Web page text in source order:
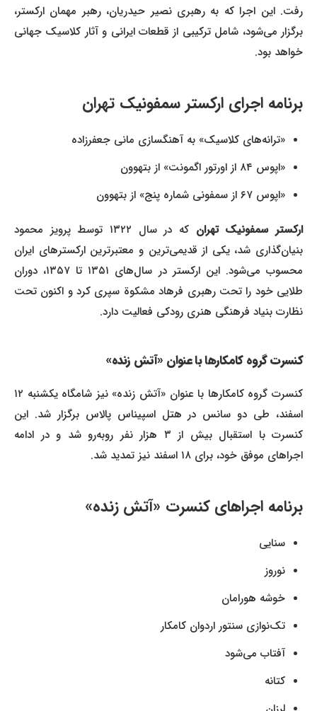
رفت. این اجرا که به رهبری نصیر حیدریان، رهبر مهمان ارکستر،
برگزار می‌شود، شامل ترکیبی از قطعات ایرانی و آثار کلاسیک جهانی
خواهد بود.
برنامه اجرای ارکستر سمفونیک تهران
«ترانه‌های کلاسیک» به آهنگسازی مانی جعفرزاده
«اپوس ۸۴ از اورتور اگمونت» از بتهوون
«اپوس ۶۷ از سمفونی شماره پنج» از بتهوون
ارکستر سمفونیک تهران
که در سال ۱۳۲۲ توسط پرویز محمود
بنیان‌گذاری شد، یکی از قدیمی‌ترین و معتبرترین ارکسترهای ایران
محسوب می‌شود. این ارکستر در سال‌های ۱۳۵۱ تا ۱۳۵۷، دوران
طلایی خود را تحت رهبری فرهاد مشکوة سپری کرد و اکنون تحت
نظارت بنیاد فرهنگی هنری رودکی فعالیت دارد.
کنسرت گروه کامکارها با عنوان «آتش زنده»
کنسرت گروه کامکارها با عنوان «آتش زنده» نیز شامگاه یکشنبه ۱۲
اسفند، طی دو سانس در هتل اسپیناس پالاس برگزار شد. این
کنسرت با استقبال بیش از ۳ هزار نفر روبه‌رو شد و در ادامه
اجراهای موفق خود، برای ۱۸ اسفند نیز تمدید شد.
برنامه اجراهای کنسرت «آتش زنده»
سنایی
نوروز
خوشه هورامان
تک‌نوازی سنتور اردوان کامکار
آفتاب می‌شود
کتانه